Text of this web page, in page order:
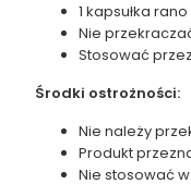
1 kapsułka
Nie
Stosować
Środki ostrożności:
Nie należy
Produkt
Nie stosować